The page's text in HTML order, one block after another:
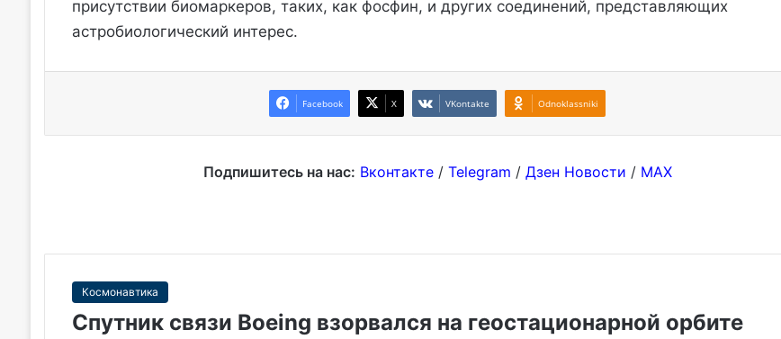
присутствии биомаркеров, таких, как фосфин, и других соединений, представляющих
астробиологический интерес.
Facebook X VKontakte Odnoklassniki
Подпишитесь на нас: Вконтакте/ Telegram / Дзен Новости / MAX